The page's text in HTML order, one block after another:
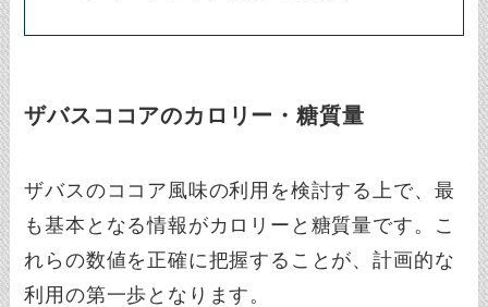
ザバスココアのカロリー・糖質量
ザバスのココア風味の利用を検討する上で、最
も基本となる情報がカロリーと糖質量です。こ
れらの数値を正確に把握することが、計画的な
利用の第一歩となります。